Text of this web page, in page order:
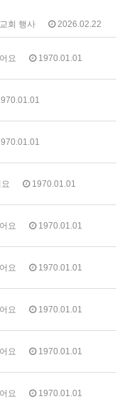
교회 행사 2026.02.22
요 1970.01.01
1970.01.01
요 1970.01.01
요 1970.01.01
요 1970.01.01
요 1970.01.01
요 1970.01.01